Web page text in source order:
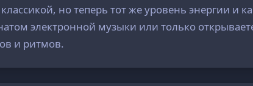
но теперь тот же уровень энергии и
электронной музыки или только
и ритмов.